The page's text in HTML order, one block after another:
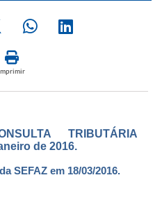
TRIBUTÁRIA
de 2016.
SEFAZ em 18/03/2016.